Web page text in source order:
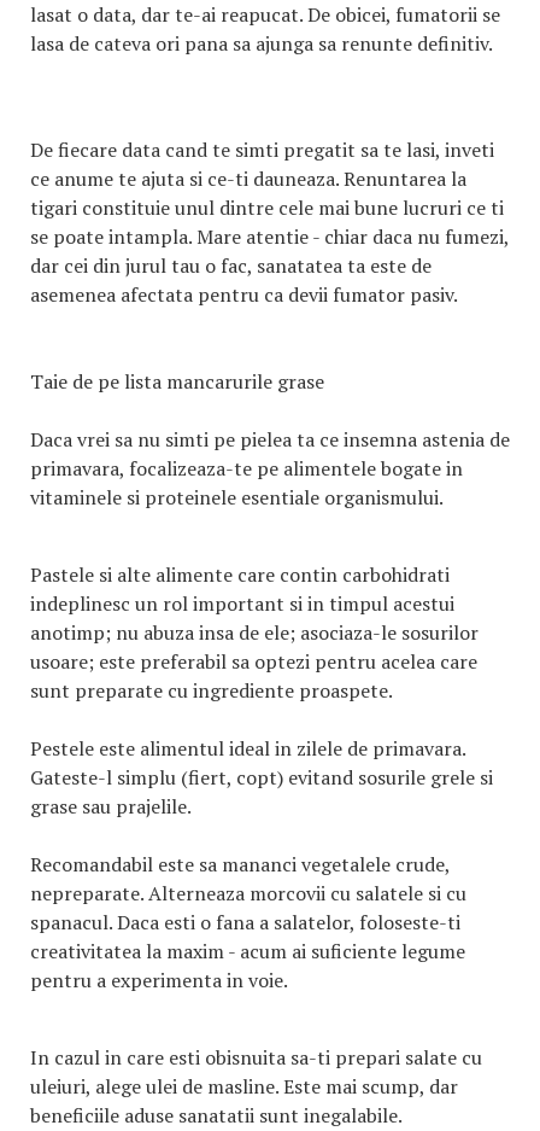
lasat o data, dar te-ai reapucat. De obicei, fumatorii se
lasa de cateva ori pana sa ajunga sa renunte definitiv.
De fiecare data cand te simti pregatit sa te lasi, inveti
ce anume te ajuta si ce-ti dauneaza. Renuntarea la
tigari constituie unul dintre cele mai bune lucruri ce ti
se poate intampla. Mare atentie - chiar daca nu fumezi,
dar cei din jurul tau o fac, sanatatea ta este de
asemenea afectata pentru ca devii fumator pasiv.
Taie de pe lista mancarurile grase
Daca vrei sa nu simti pe pielea ta ce insemna astenia de
primavara, focalizeaza-te pe alimentele bogate in
vitaminele si proteinele esentiale organismului.
Pastele si alte alimente care contin carbohidrati
indeplinesc un rol important si in timpul acestui
anotimp; nu abuza insa de ele; asociaza-le sosurilor
usoare; este preferabil sa optezi pentru acelea care
sunt preparate cu ingrediente proaspete.
Pestele este alimentul ideal in zilele de primavara.
Gateste-l simplu (fiert, copt) evitand sosurile grele si
grase sau prajelile.
Recomandabil este sa mananci vegetalele crude,
nepreparate. Alterneaza morcovii cu salatele si cu
spanacul. Daca esti o fana a salatelor, foloseste-ti
creativitatea la maxim - acum ai suficiente legume
pentru a experimenta in voie.
In cazul in care esti obisnuita sa-ti prepari salate cu
uleiuri, alege ulei de masline. Este mai scump, dar
beneficiile aduse sanatatii sunt inegalabile.